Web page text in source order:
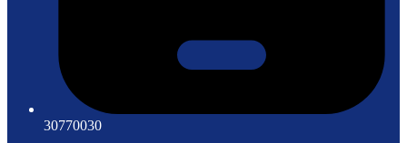
30770030